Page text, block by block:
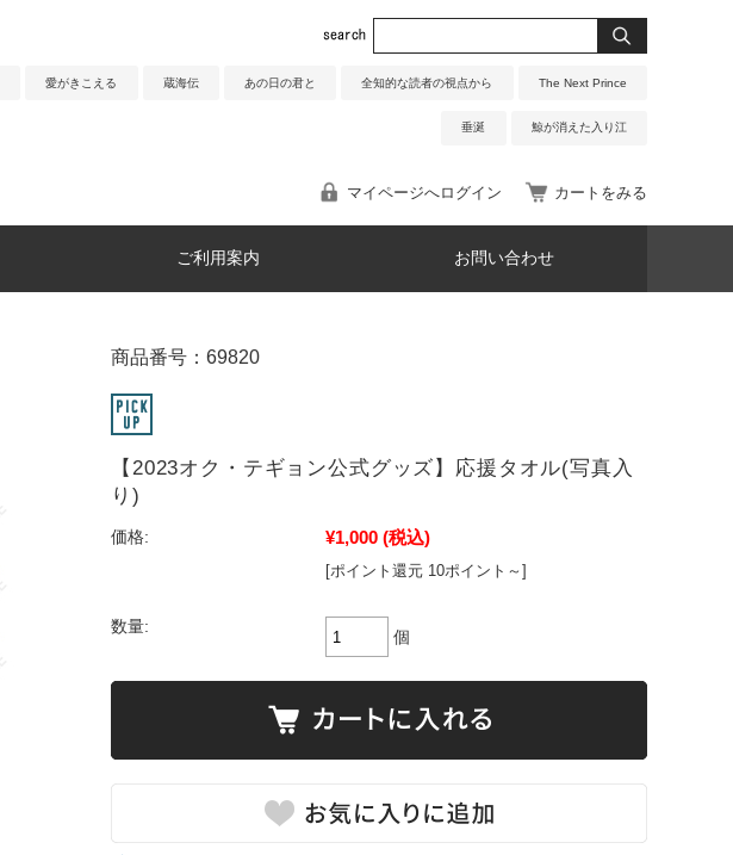
愛がきこえる 蔵海伝 あの日の君と 全知的な読者の視点から The Next Prince
垂涎 鯨が消えた入り江
マイページへログイン カートをみる
ご利用案内 お問い合わせ
商品番号：69820
【2023オク・テギョン公式グッズ】応援タオル(写真入
り)
価格: ¥1,000 (税込)
[ポイント還元 10ポイント～]
数量:
個